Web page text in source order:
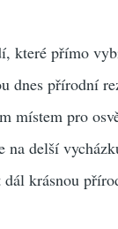
které přímo
dnes přírodní
místem pro
delší
dál krásnou